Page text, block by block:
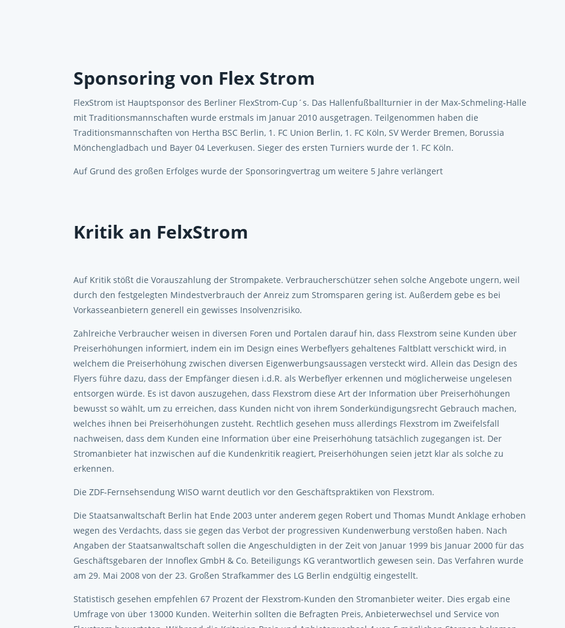
Sponsoringvon Flex Strom
FlexStrom ist Hauptsponsor des Berliner FlexStrom-Cup´s. Das Hallenfußballturnier in der Max-Schmeling-Halle
mit Traditionsmannschaften wurde erstmals im Januar 2010 ausgetragen. Teilgenommen haben die
Traditionsmannschaften von Hertha BSC Berlin, 1. FC Union Berlin, 1. FC Köln, SV Werder Bremen, Borussia
Mönchengladbach und Bayer 04 Leverkusen. Sieger des ersten Turniers wurde der 1. FC Köln.
Auf Grund des großen Erfolges wurde der Sponsoringvertrag um weitere 5 Jahre verlängert
Kritik an FelxStrom
Auf Kritik stößt die Vorauszahlung der Strompakete. Verbraucherschützer sehen solche Angebote ungern, weil
durch den festgelegten Mindestverbrauch der Anreiz zum Stromsparen gering ist. Außerdem gebe es bei
Vorkasseanbietern generell ein gewisses Insolvenzrisiko.
Zahlreiche Verbraucher weisen in diversen Foren und Portalen darauf hin, dass Flexstrom seine Kunden über
Preiserhöhungen informiert, indem ein im Design eines Werbeflyers gehaltenes Faltblatt verschickt wird, in
welchem die Preiserhöhung zwischen diversen Eigenwerbungsaussagen versteckt wird. Allein das Design des
Flyers führe dazu, dass der Empfänger diesen i.d.R. als Werbeflyer erkennen und möglicherweise ungelesen
entsorgen würde. Es ist davon auszugehen, dass Flexstrom diese Art der Information über Preiserhöhungen
bewusst so wählt, um zu erreichen, dass Kunden nicht von ihrem Sonderkündigungsrecht Gebrauch machen,
welches ihnen bei Preiserhöhungen zusteht. Rechtlich gesehen muss allerdings Flexstrom im Zweifelsfall
nachweisen, dass dem Kunden eine Information über eine Preiserhöhung tatsächlich zugegangen ist. Der
Stromanbieter hat inzwischen auf die Kundenkritik reagiert, Preiserhöhungen seien jetzt klar als solche zu
erkennen.
Die ZDF-Fernsehsendung WISO warnt deutlich vor den Geschäftspraktiken von Flexstrom.
Die Staatsanwaltschaft Berlin hat Ende 2003 unter anderem gegen Robert und Thomas Mundt Anklage erhoben
wegen des Verdachts, dass sie gegen das Verbot der progressiven Kundenwerbung verstoßen haben. Nach
Angaben der Staatsanwaltschaft sollen die Angeschuldigten in der Zeit von Januar 1999 bis Januar 2000 für das
Geschäftsgebaren der Innoflex GmbH & Co. Beteiligungs KG verantwortlich gewesen sein. Das Verfahren wurde
am 29. Mai 2008 von der 23. Großen Strafkammer des LG Berlin endgültig eingestellt.
Statistisch gesehen empfehlen 67 Prozent der Flexstrom-Kunden den Stromanbieter weiter. Dies ergab eine
Umfrage von über 13000 Kunden. Weiterhin sollten die Befragten Preis, Anbieterwechsel und Service von